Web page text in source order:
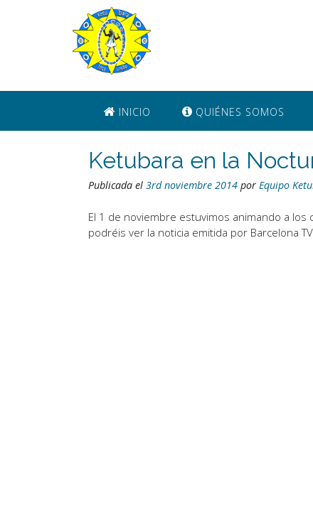
INICIO QUIÉNES SOMOS
Ketubara en la
Publicada el 3rd noviembre 2014 por Equipo
El 1 de noviembre estuvimos animando a
podréis ver la noticia emitida por Barcelona TV.